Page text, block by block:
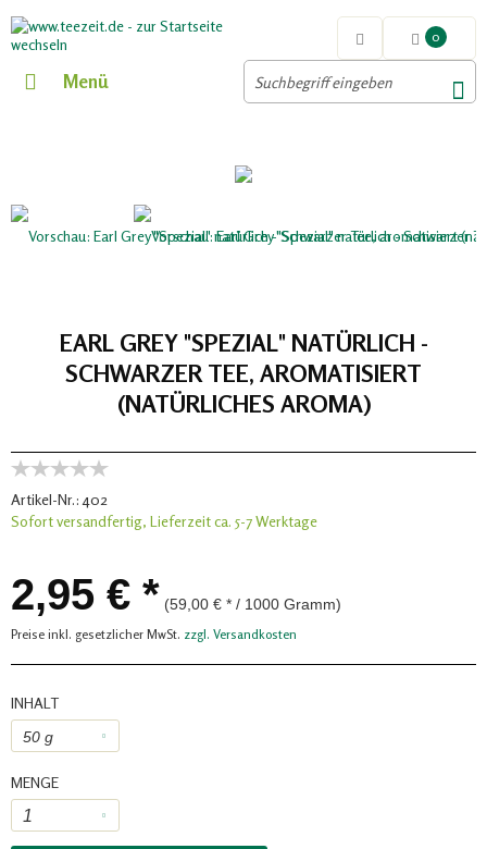
0
Menü
EARL GREY "SPEZIAL" NATÜRLICH -
SCHWARZER TEE, AROMATISIERT
(NATÜRLICHES AROMA)
Artikel-Nr.: 402
Sofort versandfertig, Lieferzeit ca. 5-7 Werktage
2,95 € * (59,00 € * / 1000 Gramm)
Preise inkl. gesetzlicher MwSt. zzgl. Versandkosten
INHALT
MENGE